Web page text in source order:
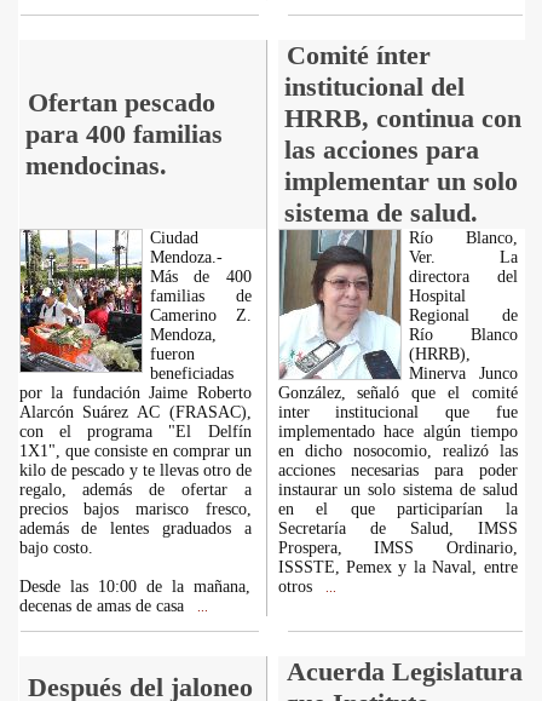
Ofertan pescado
para 400 familias
mendocinas.
Comité ínter
institucional del
HRRB, continua con
las acciones para
implementar un solo
sistema de salud.
Ciudad
Mendoza.-
Más de 400
familias de
Camerino Z.
Mendoza,
fueron
beneficiadas
por la fundación Jaime Roberto
Alarcón Suárez AC (FRASAC),
con el programa "El Delfín
1X1", que consiste en comprar un
kilo de pescado y te llevas otro de
regalo, además de ofertar a
precios bajos marisco fresco,
además de lentes graduados a
bajo costo.
Desde las 10:00 de la mañana,
decenas de amas de casa
Río Blanco,
Ver. La
directora del
Hospital
Regional de
Río Blanco
(HRRB),
Minerva Junco
González, señaló que el comité
inter institucional que fue
implementado hace algún tiempo
en dicho nosocomio, realizó las
acciones necesarias para poder
instaurar un solo sistema de salud
en el que participarían la
Secretaría de Salud, IMSS
Prospera, IMSS Ordinario,
ISSSTE, Pemex y la Naval, entre
otros
Después del jaloneo
Acuerda Legislatura